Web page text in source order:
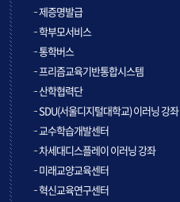
제증명발급
학부모서비스
통학버스
프리즘교육기반통합시스템
산학협력단
SDU(서울디지털대학교) 이러닝 강좌
교수학습개발센터
차세대디스플레이 이러닝 강좌
미래교양교육센터
혁신교육연구센터